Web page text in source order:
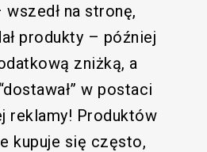
na stronę,
produkty – później
zniżką, a
w postaci
reklamy! Produktów
kupuje się często,